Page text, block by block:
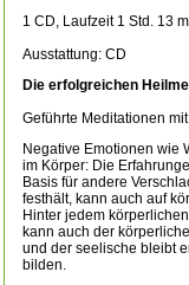
1 CD, Laufzeit 1 Std. 13
Ausstattung: CD
Die erfolgreichen
Geführte Meditationen
Negative Emotionen wie
im Körper: Die
Basis für andere
festhält, kann auch auf
Hinter jedem
kann auch der
und der seelische bleibt
bilden.